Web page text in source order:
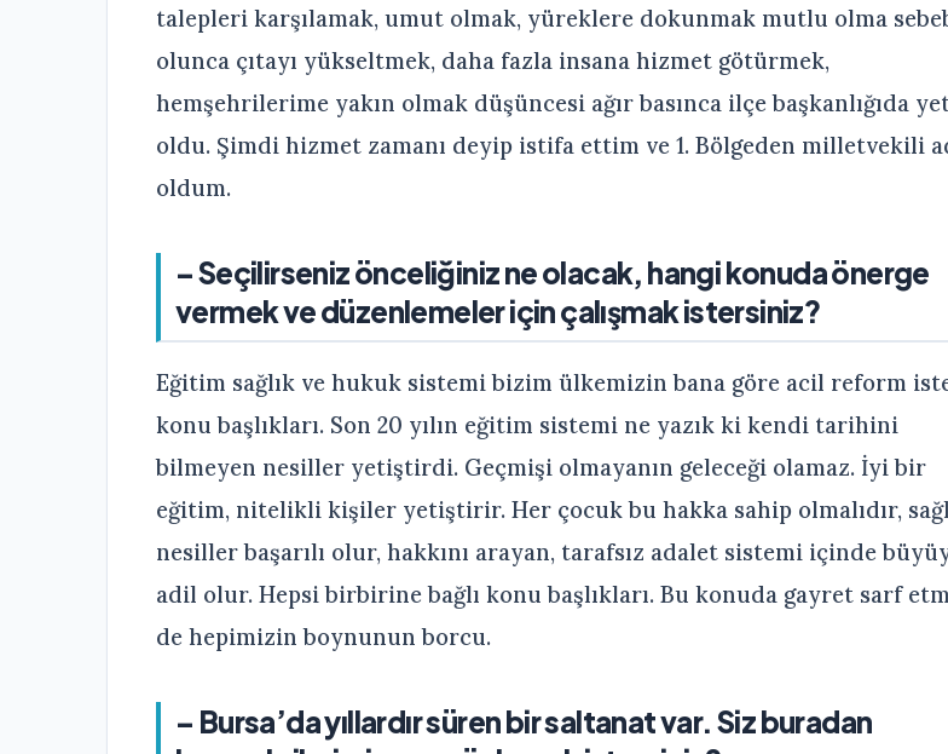
talepleri karşılamak, umut olmak, yüreklere dokunmak mutlu olma
olunca çıtayı yükseltmek, daha fazla insana hizmet götürmek,
hemşehrilerime yakın olmak düşüncesi ağır basınca ilçe başkanlığıda
oldu. Şimdi hizmet zamanı deyip istifa ettim ve 1. Bölgeden milletvekili
oldum.
– Seçilirseniz önceliğiniz ne olacak, hangi konuda önerge
vermek ve düzenlemeler için çalışmak istersiniz?
Eğitim sağlık ve hukuk sistemi bizim ülkemizin bana göre acil reform
konu başlıkları. Son 20 yılın eğitim sistemi ne yazık ki kendi tarihini
bilmeyen nesiller yetiştirdi. Geçmişi olmayanın geleceği olamaz. İyi bir
eğitim, nitelikli kişiler yetiştirir. Her çocuk bu hakka sahip olmalıdır,
nesiller başarılı olur, hakkını arayan, tarafsız adalet sistemi içinde
adil olur. Hepsi birbirine bağlı konu başlıkları. Bu konuda gayret sarf
de hepimizin boynunun borcu.
– Bursa’da yıllardır süren bir saltanat var. Siz buradan